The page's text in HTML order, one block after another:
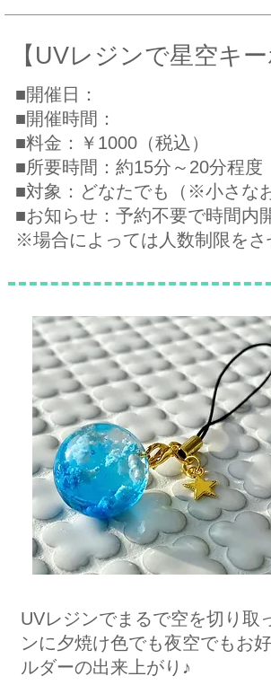
【UVレジンで星空キ
■開催日：
​■開催時間：
​■料金：￥1000（税込）
■所要時間：約15分～20分程
■対象：どなたでも（※小さな
■お知らせ：予約不要で時間内
​※場合によっては人数制限を
​UVレジンでまるで空を切り取
ンに夕焼け色でも夜空でもお
ルダーの出来上がり♪